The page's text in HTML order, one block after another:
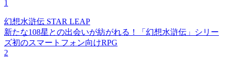
1
幻想水滸伝 STAR LEAP
新たな108星との出会いが紡がれる！「幻想水滸伝」シリー
ズ初のスマートフォン向けRPG
2